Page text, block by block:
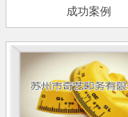
成功案例